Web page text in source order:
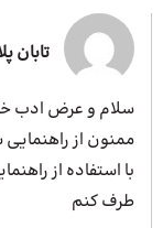
تابان
سلام و عرض ادب
ممنون از راهنمایی
با استفاده از
طرف کنم